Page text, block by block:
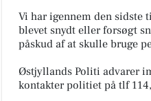
Vi har igennem den sidste
blevet snydt eller forsøgt
påskud af at skulle bruge
Østjyllands Politi advarer
kontakter politiet på tlf